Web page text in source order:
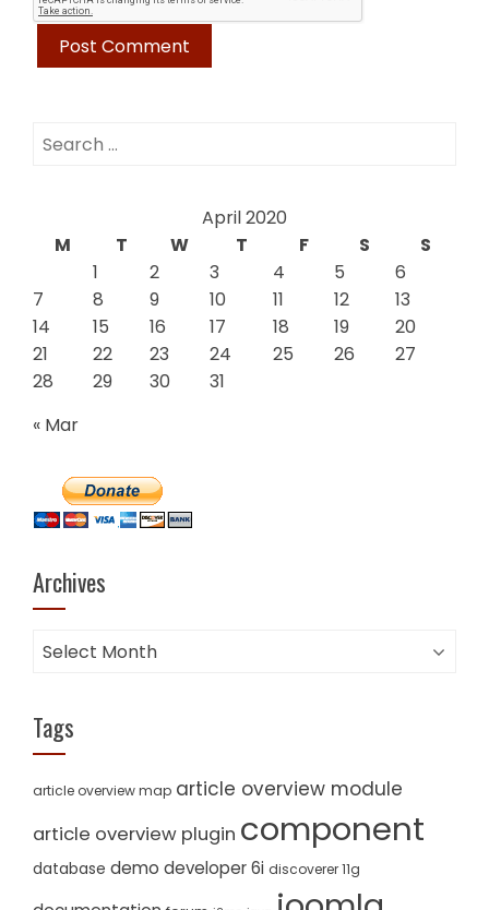
Search
April 2020
M
T W T F S
S
1
2 3 4 5
6
7
8 9 10 11 12
13
14
15 16 17 18 19
20
21
22 23 24 25 26
27
28
29 30
31
« Mar
Archives
Archives
Tags
article overview map article overview module
article overview plugin component
database demo developer 6i discoverer 11g